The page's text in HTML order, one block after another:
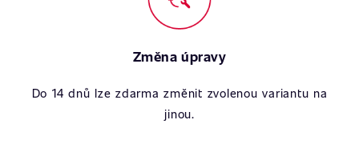
Změna úpravy
Do 14 dnů lze zdarma změnit zvolenou variantu na
jinou.